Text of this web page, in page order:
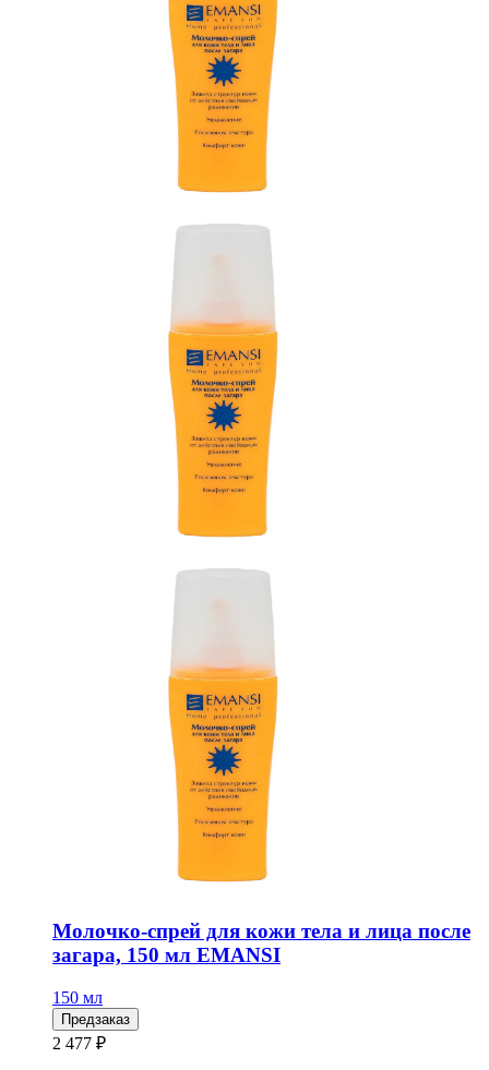
Молочко-спрей для кожи тела и лица после
загара, 150 мл EMANSI
150 мл
Предзаказ
2 477 ₽